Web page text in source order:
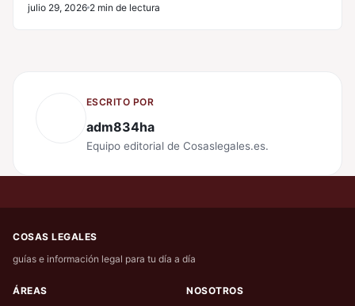
julio 29, 2026 2 min de lectura
ESCRITO POR
adm834ha
Equipo editorial de Cosaslegales.es.
COSAS LEGALES
guías e información legal para tu día a día
ÁREAS NOSOTROS